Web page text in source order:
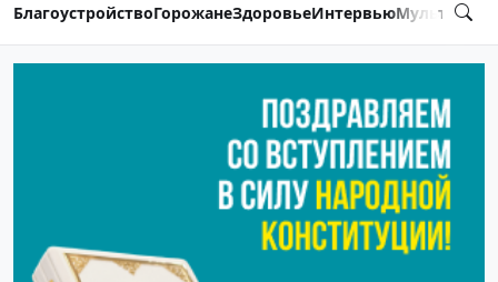
БлагоустройствоГорожанеЗдоровьеИнтервью